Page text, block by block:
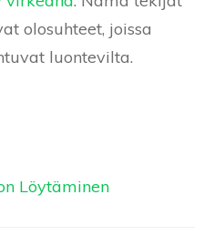
olosuhteet, joissa
luontevilta.
Löytäminen